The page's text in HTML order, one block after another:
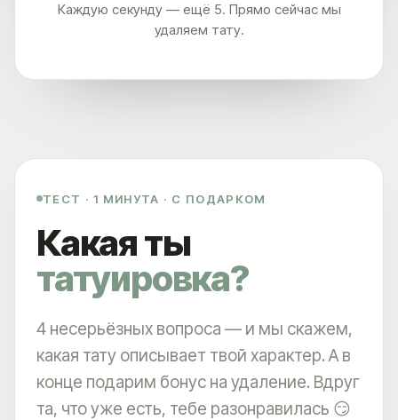
Каждую секунду — ещё 5. Прямо сейчас мы
удаляем тату.
ТЕСТ · 1 МИНУТА · С ПОДАРКОМ
Какая ты
татуировка?
4 несерьёзных вопроса — и мы скажем,
какая тату описывает твой характер. А в
конце подарим бонус на удаление. Вдруг
та, что уже есть, тебе разонравилась 😏